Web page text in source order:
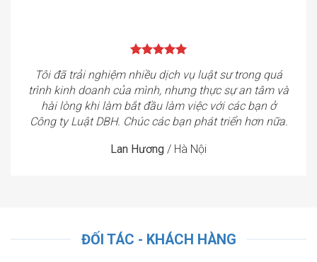
Tôi đã trải nghiệm nhiều dịch vụ luật sư trong quá
trình kinh doanh của mình, nhưng thực sự an tâm và
hài lòng khi làm bắt đầu làm việc với các bạn ở
Công ty Luật DBH. Chúc các bạn phát triển hơn nữa.
Lan Hương / Hà Nội
ĐỐI TÁC - KHÁCH HÀNG